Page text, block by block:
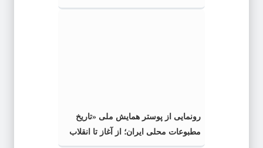
رونمایی از پوستر همایش ملی «تاریخ
مطبوعات محلی ایران؛ از آغاز تا انقلاب